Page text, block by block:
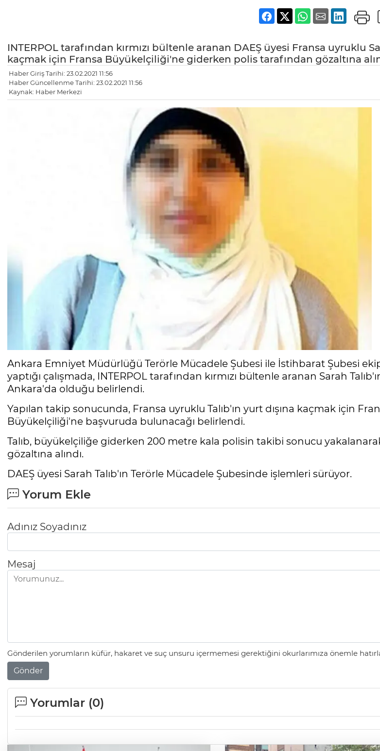
INTERPOL tarafından kırmızı bültenle aranan DAEŞ üyesi Fransa uyruklu
kaçmak için Fransa Büyükelçiliği'ne giderken polis tarafından gözaltına
Haber Giriş Tarihi: 23.02.2021 11:56
Haber Güncellenme Tarihi: 23.02.2021 11:56
Kaynak: Haber Merkezi
Ankara Emniyet Müdürlüğü Terörle Mücadele Şubesi ile İstihbarat Şubesi
yaptığı çalışmada, INTERPOL tarafından kırmızı bültenle aranan Sarah
Ankara'da olduğu belirlendi.
Yapılan takip sonucunda, Fransa uyruklu Talıb'ın yurt dışına kaçmak için
Büyükelçiliği'ne başvuruda bulunacağı belirlendi.
Talıb, büyükelçiliğe giderken 200 metre kala polisin takibi sonucu
gözaltına alındı.
DAEŞ üyesi Sarah Talıb'ın Terörle Mücadele Şubesinde işlemleri sürüyor.
Yorum Ekle
Adınız Soyadınız
Mesaj
Gönderilen yorumların küfür, hakaret ve suç unsuru içermemesi gerektiğini okurlarımıza önemle
Gönder
Yorumlar (0)